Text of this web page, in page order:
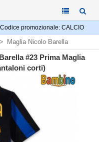
promozionale: CALCIO
Maglia Nicolo Barella
#23 Prima Maglia
corti)